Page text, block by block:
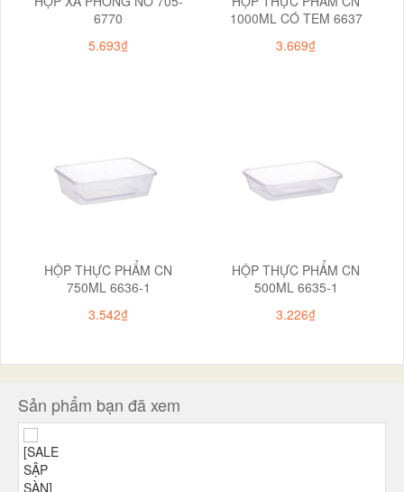
6770
5.693₫
1000ML CÓ TEM 6637
3.669₫
HỘP THỰC PHẨM CN
750ML 6636-1
3.542₫
HỘP THỰC PHẨM CN
500ML 6635-1
3.226₫
Sản phẩm bạn đã xem